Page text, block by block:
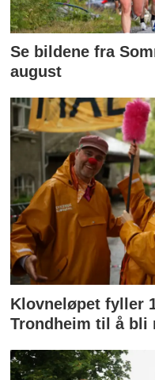
Se bildene fra
august
Klovneløpet fyller
Trondheim til å bli